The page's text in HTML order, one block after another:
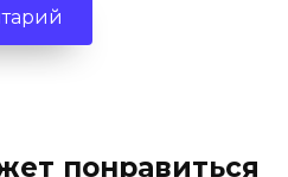
понравиться